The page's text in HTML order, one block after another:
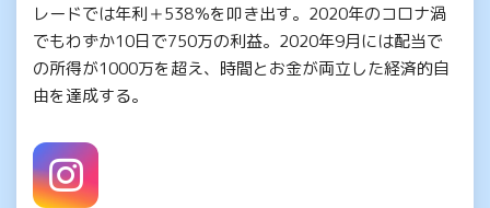
レードでは年利＋538％を叩き出す。2020年のコロナ渦
でもわずか10日で750万の利益。2020年9月には配当で
の所得が1000万を超え、時間とお金が両立した経済的自
由を達成する。